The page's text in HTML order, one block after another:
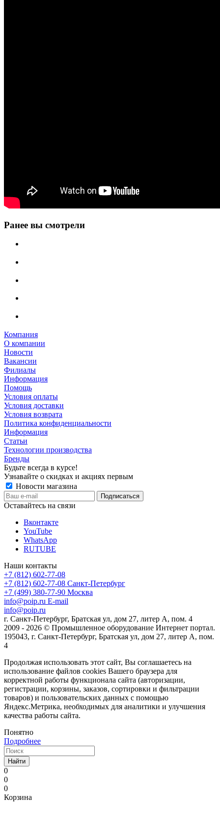
Ранее вы смотрели
Компания
О компании
Новости
Вакансии
Филиалы
Информация
Помощь
Условия оплаты
Условия доставки
Условия возврата
Политика конфиденциальности
Информация
Статьи
Технологии производства
Бренды
Будьте всегда в курсе!
Узнавайте о скидках и акциях первым
Новости магазина
Оставайтесь на связи
Вконтакте
YouTube
WhatsApp
RUTUBE
Наши контакты
+7 (812) 602-77-08
+7 (812) 602-77-08 Санкт-Петербург
+7 (499) 380-77-90 Москва
info@poip.ru E-mail
info@poip.ru
г. Санкт-Петербург, Братская ул, дом 27, литер А, пом. 4
2009 - 2026 © Промышленное оборудование Интернет портал.
195043, г. Санкт-Петербург, Братская ул, дом 27, литер А, пом.
4
Продолжая использовать этот сайт, Вы соглашаетесь на
использование файлов cookies Вашего браузера для
корректной работы функционала сайта (авторизации,
регистрации, корзины, заказов, сортировки и фильтрации
товаров) и пользовательских данных с помощью
Яндекс.Метрика, необходимых для аналитики и улучшения
качества работы сайта.
Понятно
Подробнее
Найти
0
0
0
Корзина